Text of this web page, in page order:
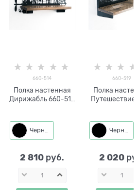
660-514
Полка настенная
Дирижабль 660-514
Черный
2 810 руб.
660-519
Полка
Черный
2 020